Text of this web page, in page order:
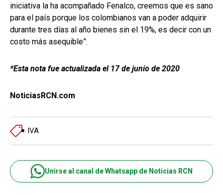
iniciativa la ha acompañado Fenalco, creemos que es sano
para el país porque los colombianos van a poder adquirir
durante tres días al año bienes sin el 19%, es decir con un
costo más asequible”.
*Esta nota fue actualizada el 17 de junio de 2020
NoticiasRCN.com
IVA
Unirse al canal de Whatsapp de Noticias RCN